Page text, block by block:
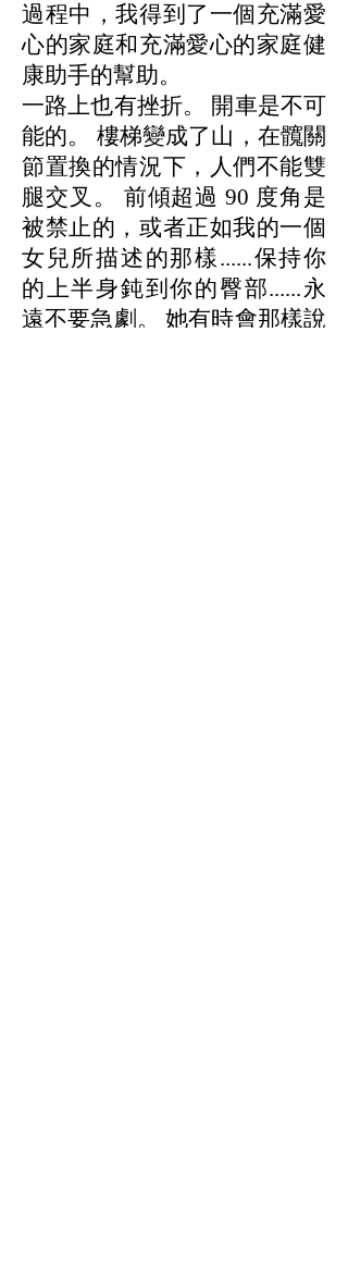
過程中，我得到了一個充滿愛
心的家庭和充滿愛心的家庭健
康助手的幫助。
一路上也有挫折。 開車是不可
能的。 樓梯變成了山，在髖關
節置換的情況下，人們不能雙
腿交叉。 前傾超過 90 度角是
被禁止的，或者正如我的一個
女兒所描述的那樣......保持你
的上半身鈍到你的臀部......永
遠不要急劇。 她有時會那樣說